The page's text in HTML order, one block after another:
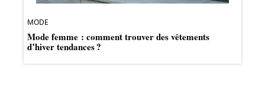
MODE
Mode femme : comment trouver des vêtements
d’hiver tendances ?